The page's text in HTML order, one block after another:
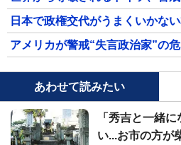
日本で政権交代がうまくいかな
アメリカが警戒“失言政治家”の
あわせて読みたい
「秀吉と一緒
い...お市の方が